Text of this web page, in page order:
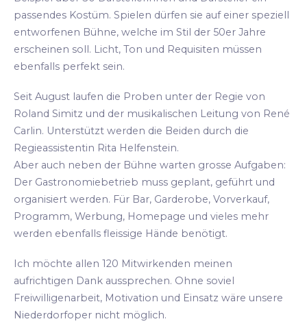
passendes Kostüm. Spielen dürfen sie auf einer speziell
entworfenen Bühne, welche im Stil der 50er Jahre
erscheinen soll. Licht, Ton und Requisiten müssen
ebenfalls perfekt sein.
Seit August laufen die Proben unter der Regie von
Roland Simitz und der musikalischen Leitung von René
Carlin. Unterstützt werden die Beiden durch die
Regieassistentin Rita Helfenstein.
Aber auch neben der Bühne warten grosse Aufgaben:
Der Gastronomiebetrieb muss geplant, geführt und
organisiert werden. Für Bar, Garderobe, Vorverkauf,
Programm, Werbung, Homepage und vieles mehr
werden ebenfalls fleissige Hände benötigt.
Ich möchte allen 120 Mitwirkenden meinen
aufrichtigen Dank aussprechen. Ohne soviel
Freiwilligenarbeit, Motivation und Einsatz wäre unsere
Niederdorfoper nicht möglich.